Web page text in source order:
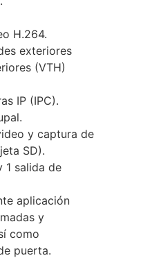
H.264.
exteriores
(VTH)
IP (IPC).
y captura de
SD).
1 salida de
aplicación
y
como
puerta.